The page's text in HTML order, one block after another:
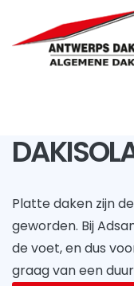
Platte daken zijn
geworden. Bij
de voet, en dus
graag van een